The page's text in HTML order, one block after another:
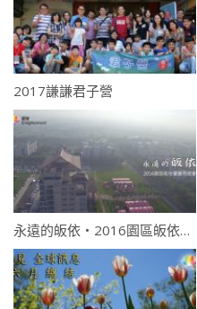
2017謙謙君子營
永遠的皈依・2016園區皈依暨圓根燈會